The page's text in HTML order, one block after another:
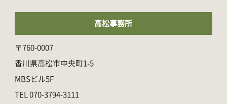
高松事務所
〒760-0007
香川県高松市中央町1-5
MBSビル5F
070-3794-3111